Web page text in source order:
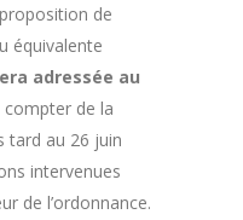
de
équivalente
adressée au
compter de la
tard au 26 juin
intervenues
de l’ordonnance.